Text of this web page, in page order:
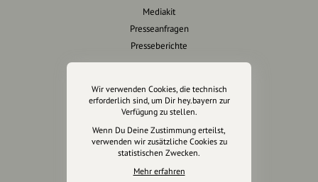
Mediakit
Presseanfragen
Presseberichte
Wir unterstützen Euch
Fotografie & mehr
Marketing
Design & Branding
Anakin Design
Wir verwenden Cookies, die technisch
erforderlich sind, um Dir hey.bayern zur
Verfügung zu stellen.
Wenn Du Deine Zustimmung erteilst,
verwenden wir zusätzliche Cookies zu
statistischen Zwecken.
Mehr erfahren